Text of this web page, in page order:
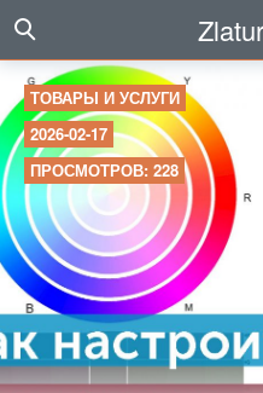
ТОВАРЫ И УСЛУГИ
2026-02-17
ПРОСМОТРОВ: 228